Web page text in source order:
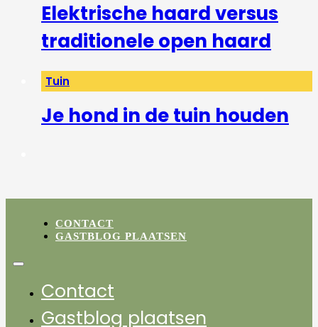
Elektrische haard versus
traditionele open haard
Tuin
Je hond in de tuin houden
CONTACT
GASTBLOG PLAATSEN
Contact
Gastblog plaatsen